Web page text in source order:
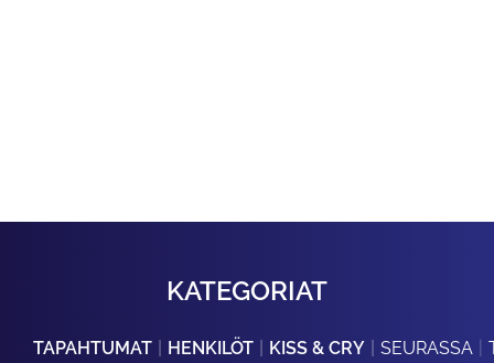
KATEGORIAT
TAPAHTUMAT HENKILÖT KISS & CRY SEURASSA